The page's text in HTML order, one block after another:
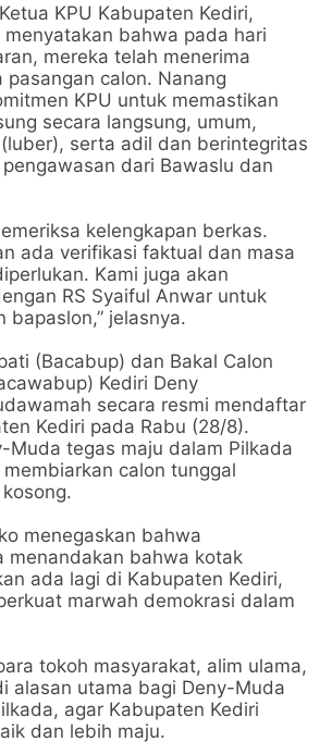
KPU Kabupaten Kediri,
menyatakan bahwa pada hari
mereka telah menerima
pasangan calon. Nanang
KPU untuk memastikan
secara langsung, umum,
serta adil dan berintegritas
dari Bawaslu dan
kelengkapan berkas.
ada verifikasi faktual dan masa
Kami juga akan
RS Syaiful Anwar untuk
bapaslon,” jelasnya.
(Bacabup) dan Bakal Calon
Kediri Deny
secara resmi mendaftar
Kediri pada Rabu (28/8).
Muda tegas maju dalam Pilkada
calon tunggal
menegaskan bahwa
menandakan bahwa kotak
ada lagi di Kabupaten Kediri,
marwah demokrasi dalam
tokoh masyarakat, alim ulama,
alasan utama bagi Deny-Muda
agar Kabupaten Kediri
dan lebih maju.